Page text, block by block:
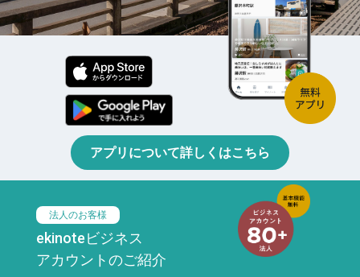
アプリについて詳しくはこちら
法人のお客様
ekinoteビジネス
アカウントのご紹介